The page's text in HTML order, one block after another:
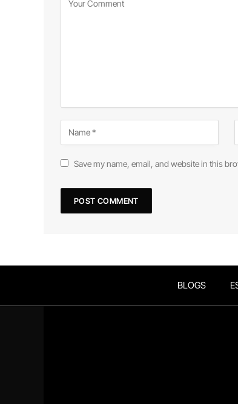
Save my name, email, and website in this
BLOGS